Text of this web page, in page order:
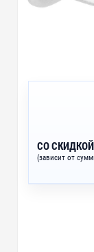
СО СКИДКОЙ
(зависит от